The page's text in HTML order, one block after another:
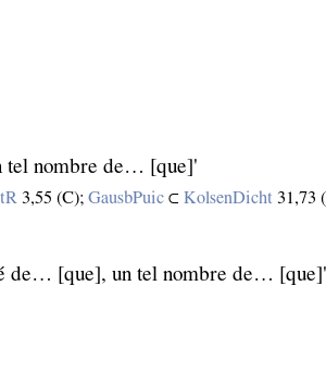
tel nombre de… [que]'
3,55 (C);GausbPuic ⊂KolsenDicht 31,73
de… [que], un tel nombre de… [que]'